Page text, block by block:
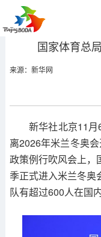
国家体育总
来源：新华网
新华社北京11
离2026年米兰冬奥
政策例行吹风会上，
季正式进入米兰冬奥
队有超过600人在国